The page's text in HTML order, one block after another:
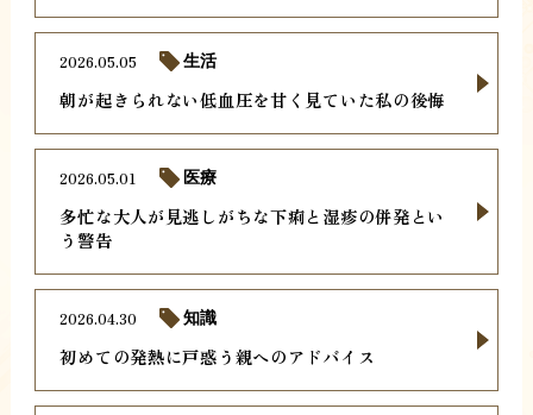
朝が起きられない低血圧を甘く見ていた私の後悔
2026.05.05 生活
多忙な大人が見逃しがちな下痢と湿疹の併発とい
う警告
2026.05.01 医療
初めての発熱に戸惑う親へのアドバイス
2026.04.30 知識